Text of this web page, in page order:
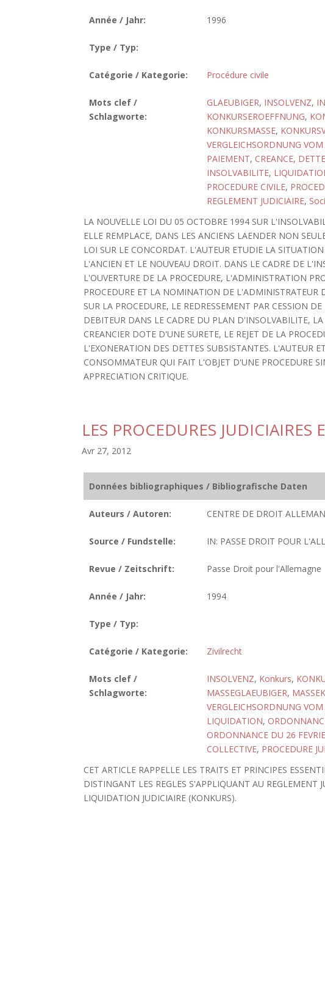
Année / Jahr: 1996
Type / Typ:
Catégorie / Kategorie: Procédure civile
Mots clef /
Schlagworte:
GLAEUBIGER, INSOLVENZ,
KONKURSEROEFFNUNG,
KONKURSMASSE,
VERGLEICHSORDNUNG
PAIEMENT, CREANCE, DETTE
INSOLVABILITE,
PROCEDURE CIVILE,
REGLEMENT JUDICIAIRE,
LA NOUVELLE LOI DU 05 OCTOBRE 1994 SUR
ELLE REMPLACE, DANS LES ANCIENS LAENDER NON
LOI SUR LE CONCORDAT. L'AUTEUR ETUDIE LA
L'ANCIEN ET LE NOUVEAU DROIT. DANS LE CADRE DE
L'OUVERTURE DE LA PROCEDURE, L'ADMINISTRATION
PROCEDURE ET LA NOMINATION DE L'ADMINISTRATEUR
SUR LA PROCEDURE, LE REDRESSEMENT PAR CESSION
DEBITEUR DANS LE CADRE DU PLAN D'INSOLVABILITE,
CREANCIER DOTE D'UNE SURETE, LE REJET DE LA
L'EXONERATION DES DETTES SUBSISTANTES. L'AUTEUR
CONSOMMATEUR QUI FAIT L'OBJET D'UNE PROCEDURE
APPRECIATION CRITIQUE.
LES PROCEDURES
Avr 27, 2012
Données bibliographiques / Bibliografische Daten
Auteurs / Autoren: CENTRE DE DROIT
Source / Fundstelle: IN: PASSE DROIT POUR
Revue / Zeitschrift: Passe Droit pour l'Allemagne
Année / Jahr: 1994
Type / Typ:
Catégorie / Kategorie: Zivilrecht
Mots clef /
Schlagworte:
INSOLVENZ, Konkurs,
MASSEGLAEUBIGER,
VERGLEICHSORDNUNG
LIQUIDATION,
ORDONNANCE DU 26
COLLECTIVE, PROCEDURE
CET ARTICLE RAPPELLE LES TRAITS ET PRINCIPES
DISTINGANT LES REGLES S'APPLIQUANT AU REGLEMENT
LIQUIDATION JUDICIAIRE (KONKURS).